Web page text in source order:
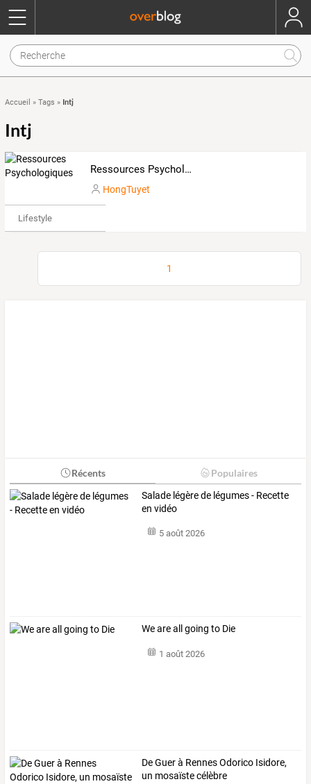
Accueil » Tags » Intj
Intj
Ressources Psychologiques
HongTuyet
Lifestyle
1
Récents Populaires
Salade légère de légumes - Recette
en vidéo
5 août 2026
We are all going to Die
1 août 2026
De Guer à Rennes Odorico Isidore,
un mosaïste célèbre